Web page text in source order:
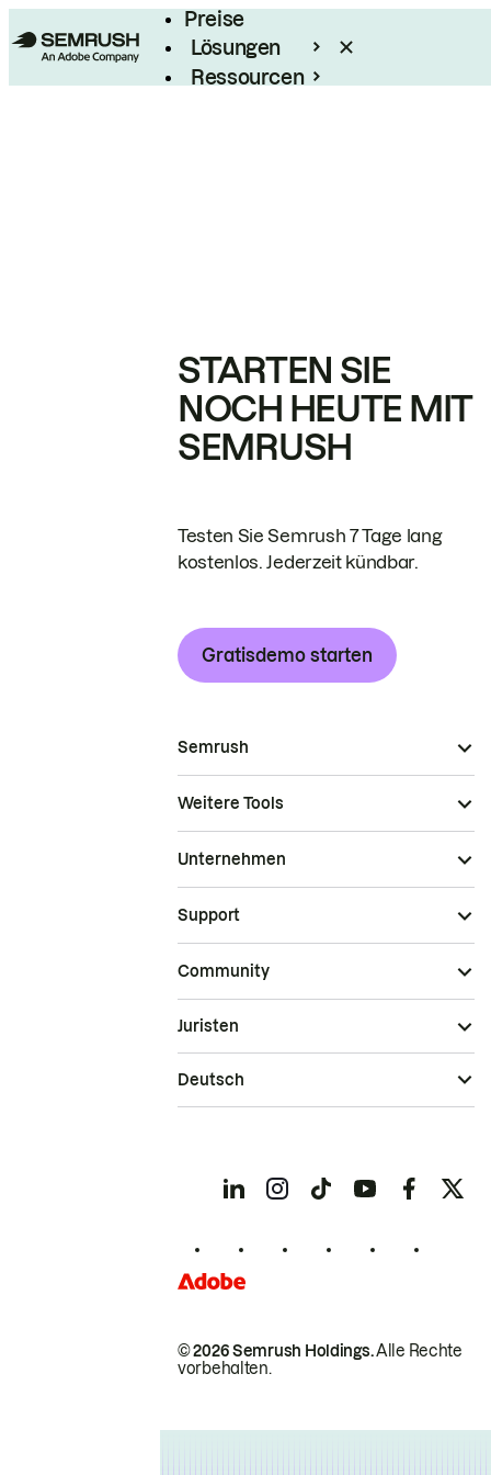
Preise
Lösungen
Ressourcen
STARTEN SIE
NOCH HEUTE MIT
SEMRUSH
Testen Sie Semrush 7 Tage lang
kostenlos. Jederzeit kündbar.
Gratisdemo starten
Semrush
Weitere Tools
Unternehmen
Support
Community
© 2026 Semrush Holdings.Alle Rechte
vorbehalten.
Juristen
Deutsch